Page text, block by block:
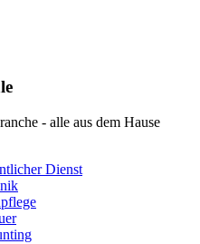
- alle aus dem Hause
Dienst